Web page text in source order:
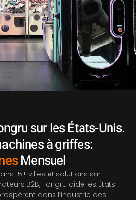
sur les États-Unis.
à griffes:
Mensuel
15+ villes et solutions sur
B2B, Tongru aide les États-
dans l’industrie des